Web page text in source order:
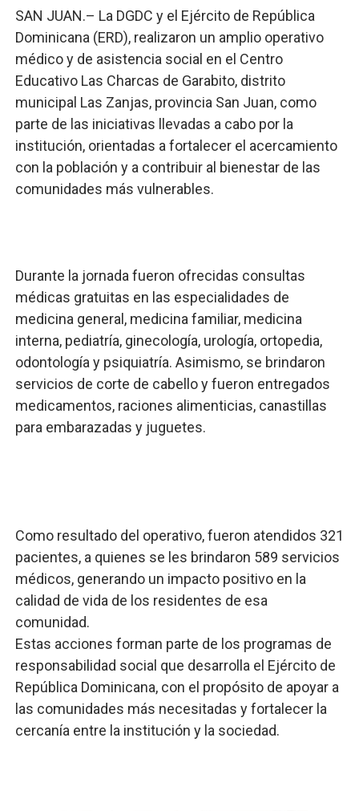
Comedores Comunitarios de DASAC garantizan
UNTC inicia ofensiva para recuperar fuerza gremial
PRM escogerá este domingo su nueva cúpula
Candidato a presidente del Colegio de Notarios hace
Digecac realizará Primer Festival de Plantas 2026
SAN JUAN.– La DGDC y el Ejército de República
Dominicana (ERD), realizaron un amplio operativo
médico y de asistencia social en el Centro
Educativo Las Charcas de Garabito, distrito
municipal Las Zanjas, provincia San Juan, como
parte de las iniciativas llevadas a cabo por la
institución, orientadas a fortalecer el acercamiento
con la población y a contribuir al bienestar de las
comunidades más vulnerables.
Durante la jornada fueron ofrecidas consultas
médicas gratuitas en las especialidades de
medicina general, medicina familiar, medicina
interna, pediatría, ginecología, urología, ortopedia,
odontología y psiquiatría. Asimismo, se brindaron
servicios de corte de cabello y fueron entregados
medicamentos, raciones alimenticias, canastillas
para embarazadas y juguetes.
Como resultado del operativo, fueron atendidos 321
pacientes, a quienes se les brindaron 589 servicios
médicos, generando un impacto positivo en la
calidad de vida de los residentes de esa
comunidad.
Estas acciones forman parte de los programas de
responsabilidad social que desarrolla el Ejército de
República Dominicana, con el propósito de apoyar a
las comunidades más necesitadas y fortalecer la
cercanía entre la institución y la sociedad.